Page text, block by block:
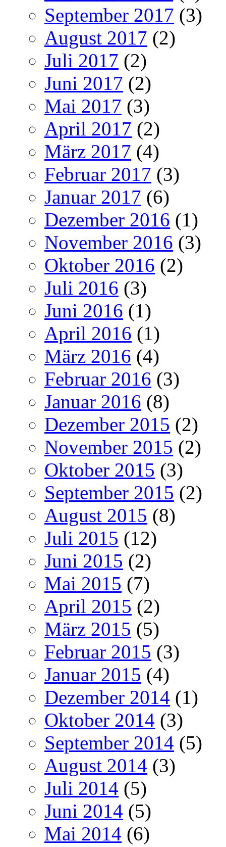
September 2017 (3)
August 2017 (2)
Juli 2017 (2)
Juni 2017 (2)
Mai 2017 (3)
April 2017 (2)
März 2017 (4)
Februar 2017 (3)
Januar 2017 (6)
Dezember 2016 (1)
November 2016 (3)
Oktober 2016 (2)
Juli 2016 (3)
Juni 2016 (1)
April 2016 (1)
März 2016 (4)
Februar 2016 (3)
Januar 2016 (8)
Dezember 2015 (2)
November 2015 (2)
Oktober 2015 (3)
September 2015 (2)
August 2015 (8)
Juli 2015 (12)
Juni 2015 (2)
Mai 2015 (7)
April 2015 (2)
März 2015 (5)
Februar 2015 (3)
Januar 2015 (4)
Dezember 2014 (1)
Oktober 2014 (3)
September 2014 (5)
August 2014 (3)
Juli 2014 (5)
Juni 2014 (5)
Mai 2014 (6)